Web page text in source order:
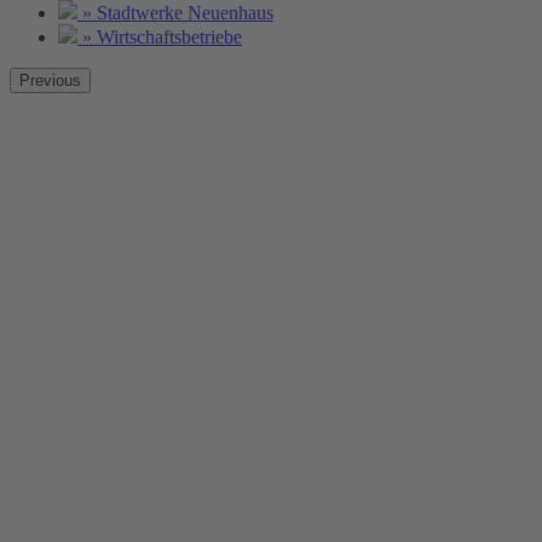
» Stadtwerke Neuenhaus
» Wirtschaftsbetriebe
Previous